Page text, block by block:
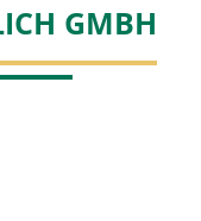
GMBH